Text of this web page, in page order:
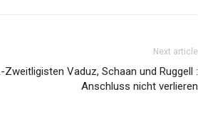
Next article
Zweitligisten Vaduz, Schaan und Ruggell :
Anschluss nicht verlieren